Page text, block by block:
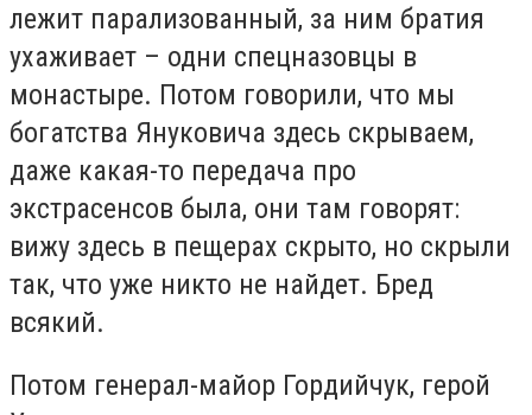
лежит парализованный, за ним братия
ухаживает – одни спецназовцы в
монастыре. Потом говорили, что мы
богатства Януковича здесь скрываем,
даже какая-то передача про
экстрасенсов была, они там говорят:
вижу здесь в пещерах скрыто, но скрыли
так, что уже никто не найдет. Бред
всякий.
Потом генерал-майор Гордийчук, герой